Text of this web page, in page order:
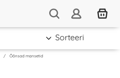
Õõnsad mansetid
Sorteeri